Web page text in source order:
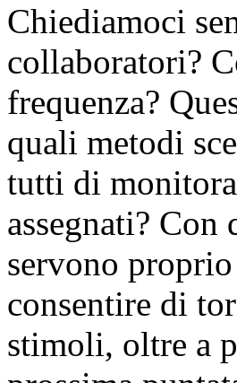
Chiediamoci
collaboratori?
frequenza?
quali metodi
tutti di
assegnati?
servono
consentire di
stimoli, oltre a